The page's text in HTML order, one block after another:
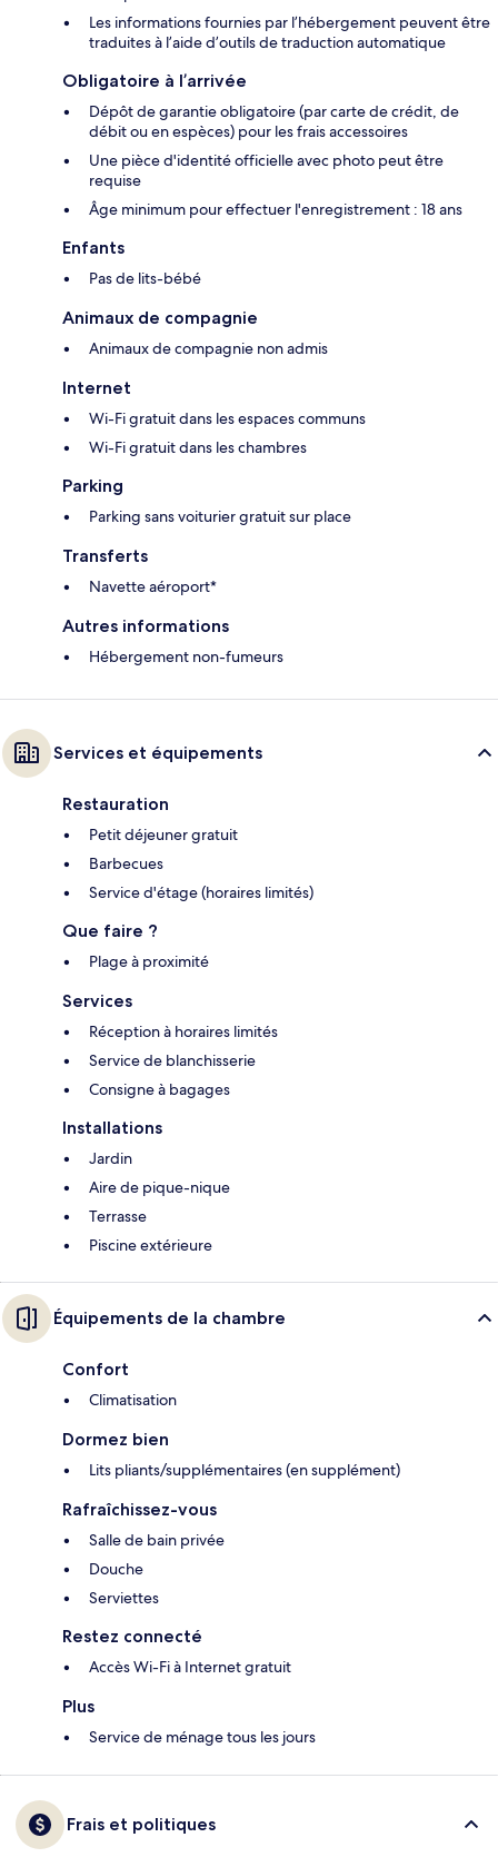
Les informations fournies par l’hébergement peuvent être
traduites à l’aide d’outils de traduction automatique
Obligatoire à l’arrivée
Dépôt de garantie obligatoire (par carte de crédit, de
débit ou en espèces) pour les frais accessoires
Une pièce d'identité officielle avec photo peut être
requise
Âge minimum pour effectuer l'enregistrement : 18 ans
Enfants
Pas de lits-bébé
Animaux de compagnie
Animaux de compagnie non admis
Internet
Wi-Fi gratuit dans les espaces communs
Wi-Fi gratuit dans les chambres
Parking
Parking sans voiturier gratuit sur place
Transferts
Navette aéroport*
Autres informations
Hébergement non-fumeurs
Services et équipements
Restauration
Petit déjeuner gratuit
Barbecues
Service d'étage (horaires limités)
Que faire ?
Plage à proximité
Services
Réception à horaires limités
Service de blanchisserie
Consigne à bagages
Installations
Jardin
Aire de pique-nique
Terrasse
Piscine extérieure
Équipements de la chambre
Confort
Climatisation
Dormez bien
Lits pliants/supplémentaires (en supplément)
Rafraîchissez-vous
Salle de bain privée
Douche
Serviettes
Restez connecté
Accès Wi-Fi à Internet gratuit
Plus
Service de ménage tous les jours
Frais et politiques